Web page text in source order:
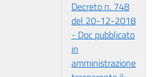
Decreto n. 748
del 20-12-2018
- Doc pubblicato
in
amministrazione